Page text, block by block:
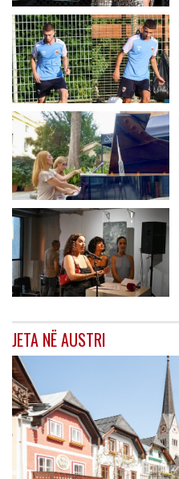
ROMË
JETA NË AUSTRI